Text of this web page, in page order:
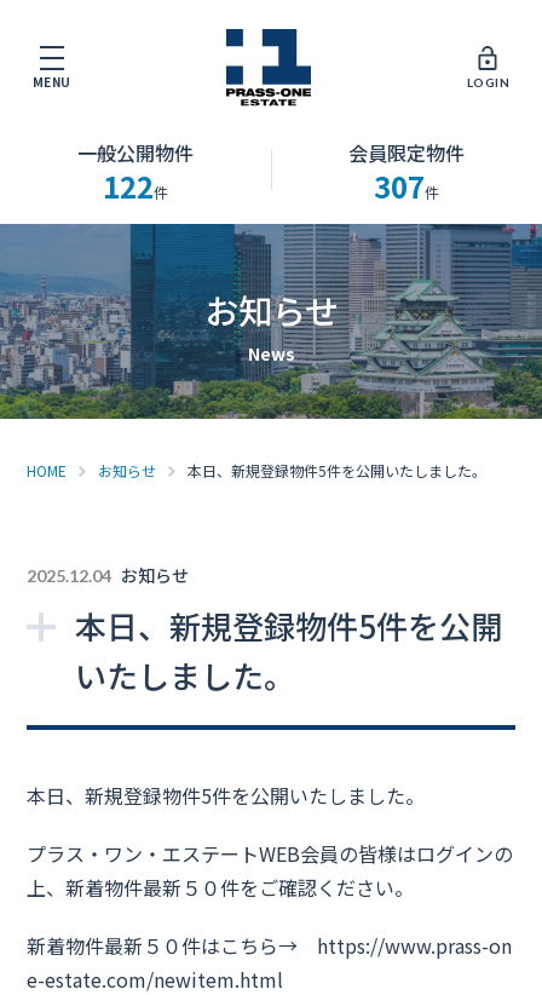
MENU LOGIN
一般公開物件
122件
会員限定物件
307件
お知らせ
HOME お知らせ 本日、新規登録物件5件を公開いたしました。
2025.12.04 お知らせ
本日、新規登録物件5件を公開
いたしました。
本日、新規登録物件5件を公開いたしました。
プラス・ワン・エステートWEB会員の皆様はログインの
上、新着物件最新５０件をご確認ください。
新着物件最新５０件はこちら→ https://www.prass-on
e-estate.com/newitem.html